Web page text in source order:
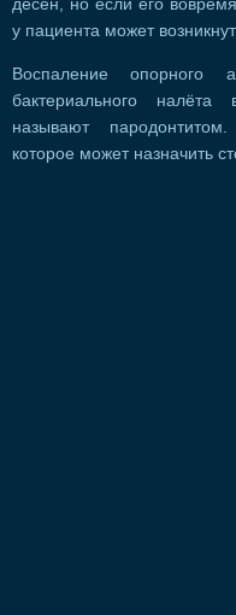
дёсен, но если его
у пациента может
Воспаление опорного
бактериального налёта
называют
которое может назначить